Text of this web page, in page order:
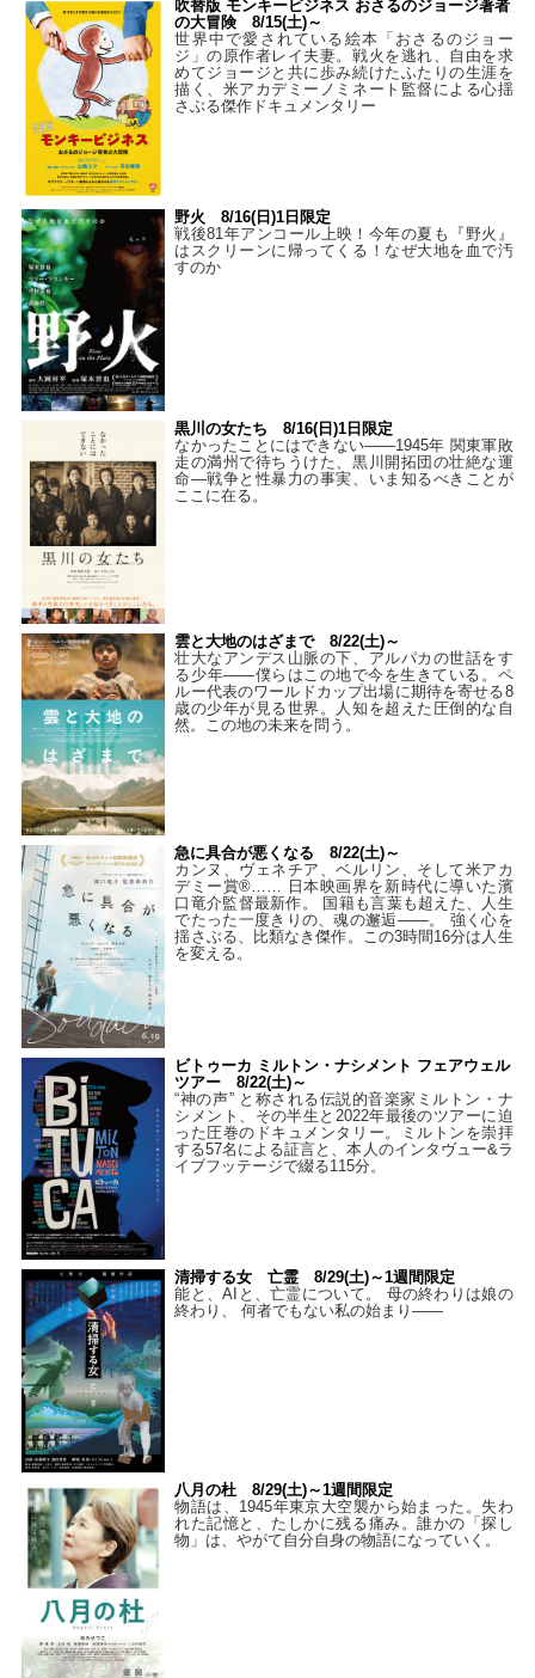
吹替版 モンキービジネス おさるのジョージ著者
の大冒険 8/15(土)～
世界中で愛されている絵本「おさるのジョー
ジ」の原作者レイ夫妻。戦火を逃れ、自由を求
めてジョージと共に歩み続けたふたりの生涯を
描く、米アカデミーノミネート監督による心揺
さぶる傑作ドキュメンタリー
野火 8/16(日)1日限定
戦後81年アンコール上映！今年の夏も『野火』
はスクリーンに帰ってくる！なぜ大地を血で汚
すのか
黒川の女たち 8/16(日)1日限定
なかったことにはできない——1945年 関東軍敗
走の満州で待ちうけた、黒川開拓団の壮絶な運
命―戦争と性暴力の事実、いま知るべきことが
ここに在る。
雲と大地のはざまで 8/22(土)～
壮大なアンデス山脈の下、アルパカの世話をす
る少年――僕らはこの地で今を生きている。ペ
ルー代表のワールドカップ出場に期待を寄せる8
歳の少年が見る世界。人知を超えた圧倒的な自
然。この地の未来を問う。
急に具合が悪くなる 8/22(土)～
カンヌ、ヴェネチア、ベルリン、そして米アカ
デミー賞®…… 日本映画界を新時代に導いた濱
口竜介監督最新作。 国籍も言葉も超えた、人生
でたった一度きりの、魂の邂逅――。 強く心を
揺さぶる、比類なき傑作。この3時間16分は人生
を変える。
ビトゥーカ ミルトン・ナシメント フェアウェル
ツアー 8/22(土)～
“神の声” と称される伝説的音楽家ミルトン・ナ
シメント、その半生と2022年最後のツアーに迫
った圧巻のドキュメンタリー。ミルトンを崇拝
する57名による証言と、本人のインタヴュー&ラ
イブフッテージで綴る115分。
清掃する女 亡霊 8/29(土)～1週間限定
能と、AIと、亡霊について。 母の終わりは娘の
終わり、 何者でもない私の始まり――
八月の杜 8/29(土)～1週間限定
物語は、1945年東京大空襲から始まった。失わ
れた記憶と、たしかに残る痛み。誰かの「探し
物」は、やがて自分自身の物語になっていく。